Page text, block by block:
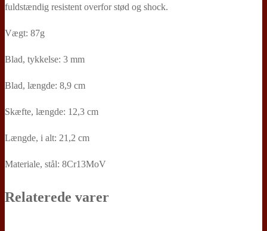
fuldstændig resistent overfor stød og shock.
Vægt: 87g
Blad, tykkelse: 3 mm
Blad, længde: 8,9 cm
Skæfte, længde: 12,3 cm
Længde, i alt: 21,2 cm
Materiale, stål: 8Cr13MoV
Relaterede varer